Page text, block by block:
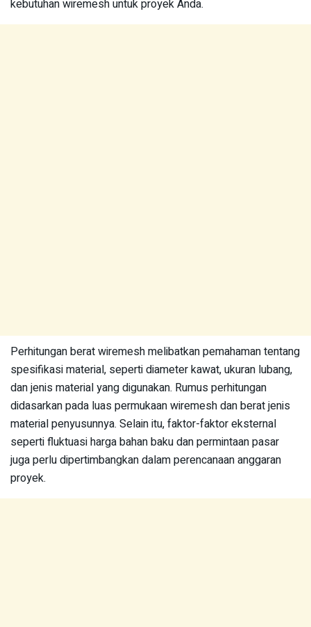
kebutuhan wiremesh untuk proyek Anda.
Perhitungan berat wiremesh melibatkan pemahaman tentang
spesifikasi material, seperti diameter kawat, ukuran lubang,
dan jenis material yang digunakan. Rumus perhitungan
didasarkan pada luas permukaan wiremesh dan berat jenis
material penyusunnya. Selain itu, faktor-faktor eksternal
seperti fluktuasi harga bahan baku dan permintaan pasar
juga perlu dipertimbangkan dalam perencanaan anggaran
proyek.